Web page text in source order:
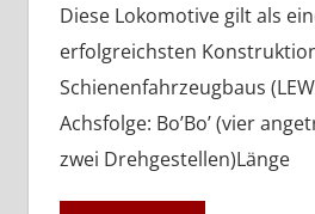
Diese Lokomotive gilt als
erfolgreichsten
Schienenfahrzeugbaus
Achsfolge: Bo’Bo’ (vier
zwei Drehgestellen)Länge